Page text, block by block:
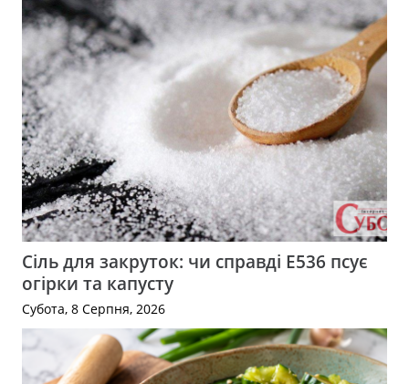
Сіль для закруток: чи справді Е536 псує
огірки та капусту
Субота, 8 Серпня, 2026